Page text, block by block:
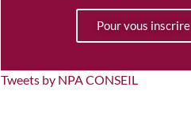
Pour vous inscrire
Tweets by NPA CONSEIL